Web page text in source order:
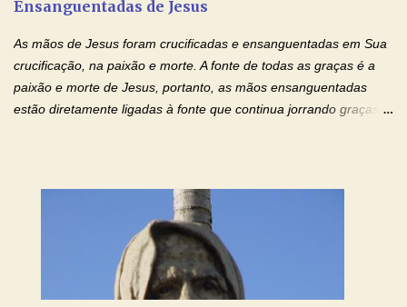
interesse, não se irrita, não guarda rancor. Não se alegra com a
Ensanguentadas de Jesus
As mãos de Jesus foram crucificadas e ensanguentadas em Sua
crucificação, na paixão e morte. A fonte de todas as graças é a
paixão e morte de Jesus, portanto, as mãos ensanguentadas
estão diretamente ligadas à fonte que continua jorrando graças
ensanguentadas, chagadas e abertas, sobre mim, neste
momento. Sinto-me completamente sem forças para prosseguir,
carregando as minhas cruzes. Preciso que a força e o poder de
Tuas Mãos, que suportaram a mais profunda dor ao serem
pregadas na Cruz, reergam-me e curem-me agora. Jesus, não